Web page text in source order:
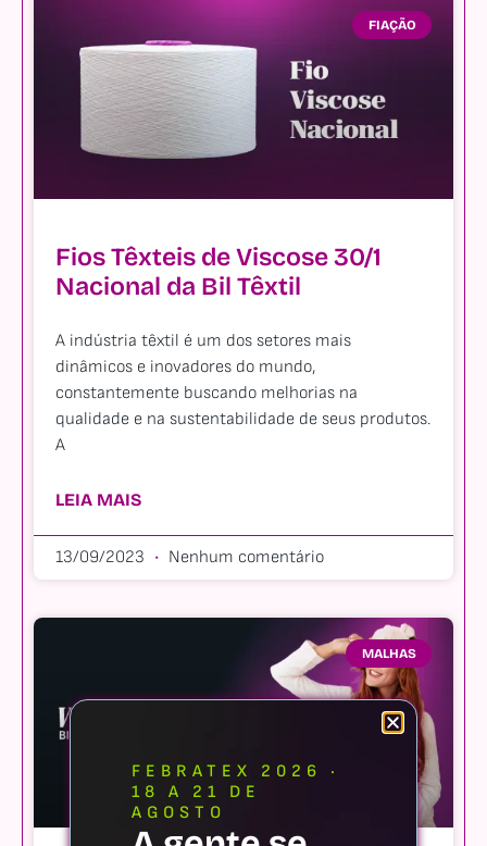
FIAÇÃO
Fios Têxteis de Viscose 30/1
Nacional da Bil Têxtil
A indústria têxtil é um dos setores mais
dinâmicos e inovadores do mundo,
constantemente buscando melhorias na
qualidade e na sustentabilidade de seus produtos.
A
LEIA MAIS
13/09/2023 Nenhum comentário
MALHAS
FEBRATEX 2026 ·
18 A 21 DE
AGOSTO